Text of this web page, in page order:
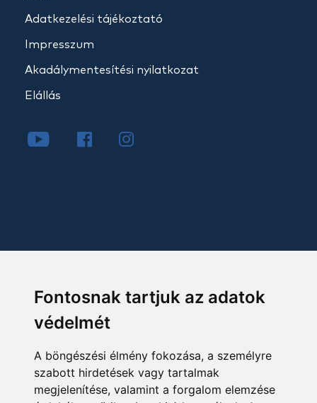
Fontosnak tartjuk az adatok
védelmét
A böngészési élmény fokozása, a személyre
szabott hirdetések vagy tartalmak
megjelenítése, valamint a forgalom elemzése
Adatkezelési tájékoztató
Impresszum
Akadálymentesítési nyilatkozat
Elállás